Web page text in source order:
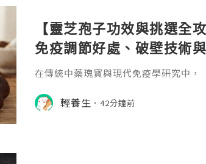
【靈芝孢子功效與挑選全
免疫調節好處、破壁技術
在傳統中藥瑰寶與現代免疫學研究中
於追求全面提升免疫力、改善睡眠質素
市人而言，是備受推崇的頂級保健聖品
輕養生 42分鐘前